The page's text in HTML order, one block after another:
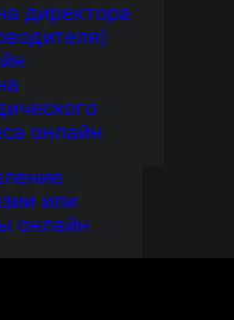
директора
онлайн
или
онлайн